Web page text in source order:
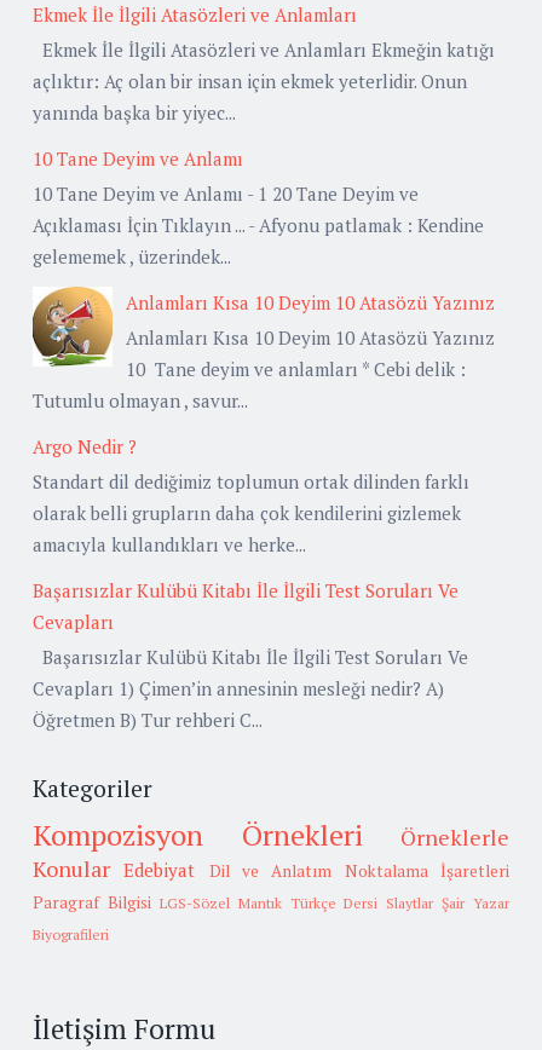
Ekmek İle İlgili Atasözleri ve Anlamları
Ekmek İle İlgili Atasözleri ve Anlamları Ekmeğin katığı
açlıktır: Aç olan bir insan için ekmek yeterlidir. Onun
yanında başka bir yiyec...
10 Tane Deyim ve Anlamı
10 Tane Deyim ve Anlamı - 1 20 Tane Deyim ve
Açıklaması İçin Tıklayın ... - Afyonu patlamak : Kendine
gelememek , üzerindek...
Anlamları Kısa 10 Deyim 10 Atasözü Yazınız
Anlamları Kısa 10 Deyim 10 Atasözü Yazınız
10 Tane deyim ve anlamları * Cebi delik :
Tutumlu olmayan , savur...
Argo Nedir ?
Standart dil dediğimiz toplumun ortak dilinden farklı
olarak belli grupların daha çok kendilerini gizlemek
amacıyla kullandıkları ve herke...
Başarısızlar Kulübü Kitabı İle İlgili Test Soruları Ve
Cevapları
Başarısızlar Kulübü Kitabı İle İlgili Test Soruları Ve
Cevapları 1) Çimen’in annesinin mesleği nedir? A)
Öğretmen B) Tur rehberi C...
Kategoriler
Kompozisyon Örnekleri
Örneklerle
Konular Edebiyat Dil ve Anlatım
Noktalama İşaretleri
Paragraf Bilgisi LGS-Sözel Mantık Türkçe Dersi Slaytlar Şair Yazar
Biyografileri
İletişim Formu